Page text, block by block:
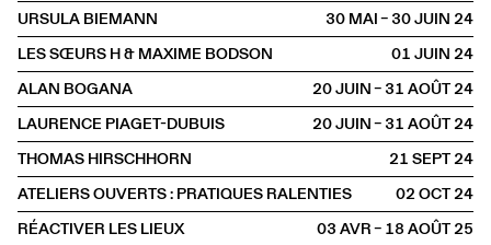
URSULA BIEMANN
30 MAI – 30 JUIN2024
LES SŒURS H & MAXIME BODSON
01 JUIN2024
ALAN BOGANA
20 JUIN – 31 AOÛT2024
LAURENCE PIAGET-DUBUIS
20 JUIN – 31 AOÛT2024
THOMAS HIRSCHHORN
21 SEPT2024
ATELIERS OUVERTS : PRATIQUES RALENTIES
02 OCT2024
RÉACTIVER LES LIEUX
03 AVR – 18 AOÛT2025